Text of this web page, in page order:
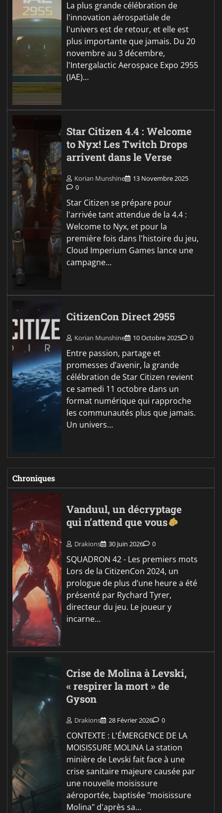
La plus grande célébration de
l'innovation aérospatiale de
l'univers est de retour, et elle est
plus importante que jamais. Du 20
novembre au 3 décembre,
l'Intergalactic Aerospace Expo 2955
(IAE)…
Star Citizen 4.4 : Welcome
to Nyx! Les Twitch Drops
arrivent dans le Verse
Korian Munshine
13 Novembre 2025
0
Star Citizen se prépare pour
l'arrivée tant attendue de la 4.4 :
Welcome to Nyx, et pour la
première fois dans l'histoire du jeu,
Cloud Imperium Games lance une
campagne…
CitizenCon Direct 2955
Korian Munshine 10 Octobre 2025 0
Entre passion, partage et
promesses d’avenir, la grande
célébration de Star Citizen revient
ce samedi 11 octobre dans un
format numérique qui rapproche
les communautés plus que jamais.
Un univers…
Chroniques
Vanduul, un décryptage
qui n’attend que vous
Drakions 30 Juin 2026 0
SQUADRON 42 - Les premiers mots
Lors de la CitizenCon 2024, un
prologue de plus d’une heure a été
présenté par Rychard Tyrer,
directeur du jeu. Le joueur y
incarne…
Crise de Molina à Levski,
« respirer la mort » de
Gyson
Drakions 28 Février 2026 0
CONTEXTE : L'ÉMERGENCE DE LA
MOISISSURE MOLINA La station
minière de Levski fait face à une
crise sanitaire majeure causée par
une nouvelle moisissure
aéroportée, baptisée "moisissure
Molina" d'après sa…